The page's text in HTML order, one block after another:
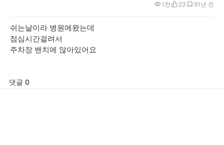
1년 전
1천 23 9
쉬는날이라 병원에왔는데
점심시간걸려서
주차장 밴치에 않아있어요
댓글 0